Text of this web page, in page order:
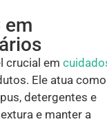
em
crucial em
Ele atua como
detergentes e
e manter a